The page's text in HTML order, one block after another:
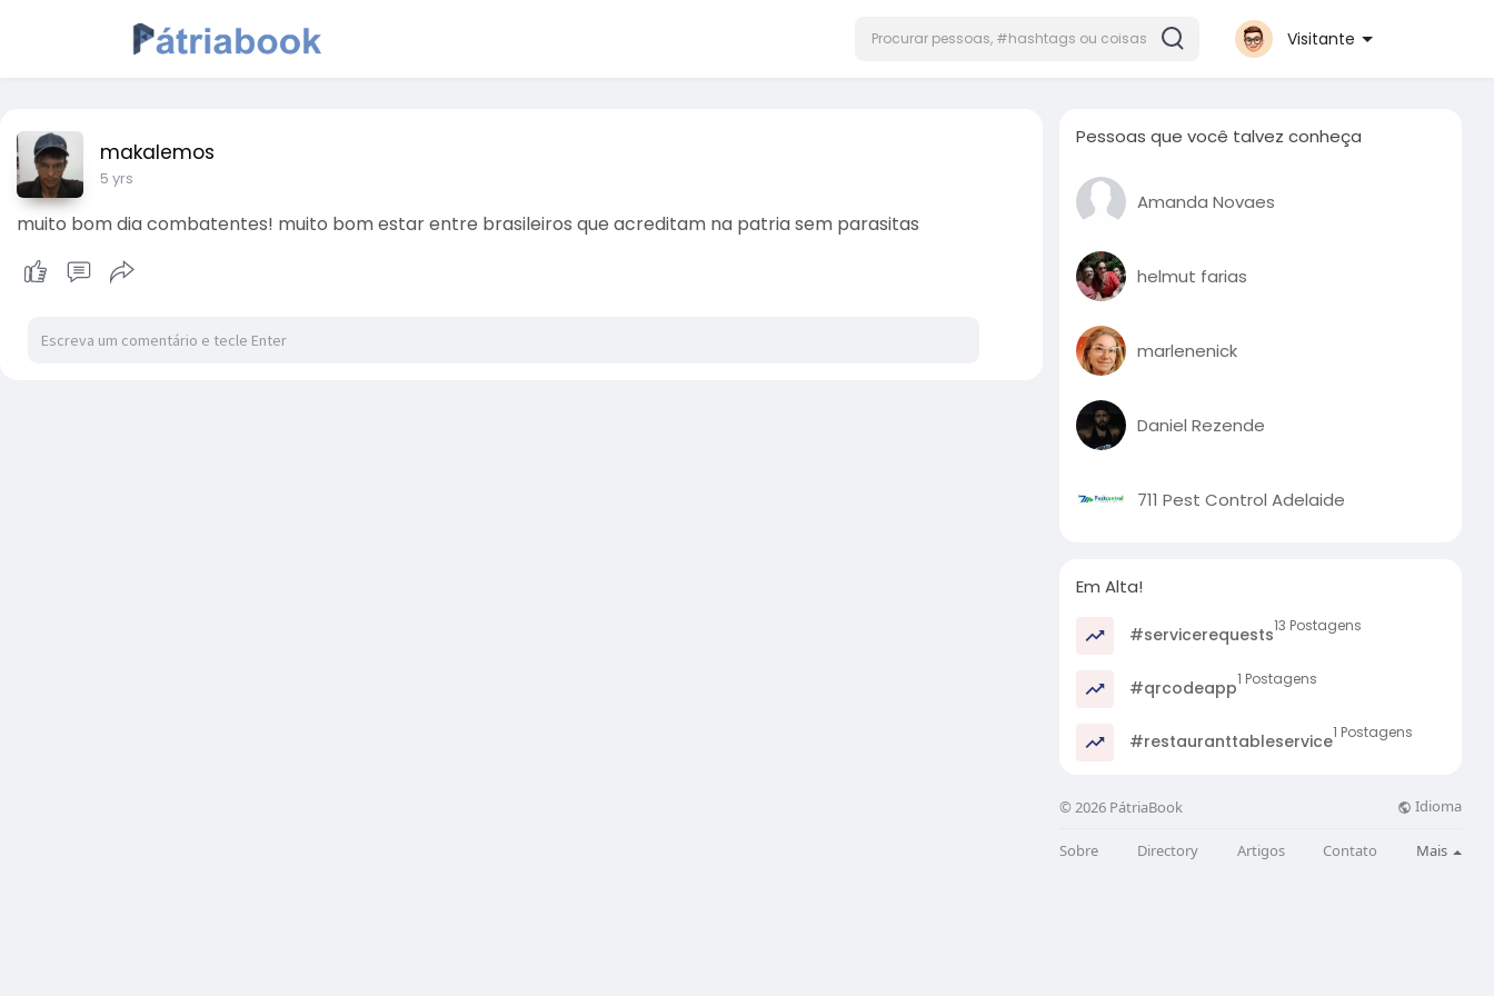
Visitante
makalemos
5 yrs
muito bom dia combatentes! muito bom estar entre brasileiros que acreditam na patria sem parasitas
Pessoas que você talvez conheça
Amanda Novaes
helmut farias
marlenenick
Daniel Rezende
711 Pest Control Adelaide
Em Alta!
#servicerequests13 Postagens
#qrcodeapp1 Postagens
#restauranttableservice1 Postagens
© 2026 PátriaBook Idioma
Sobre Directory Artigos Contato Mais